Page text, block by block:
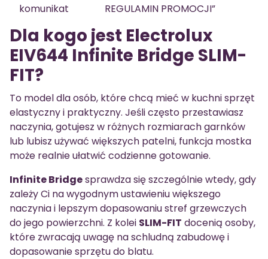
komunikat
REGULAMIN PROMOCJI”
Dla kogo jest Electrolux
EIV644 Infinite Bridge SLIM-
FIT?
To model dla osób, które chcą mieć w kuchni sprzęt
elastyczny i praktyczny. Jeśli często przestawiasz
naczynia, gotujesz w różnych rozmiarach garnków
lub lubisz używać większych patelni, funkcja mostka
może realnie ułatwić codzienne gotowanie.
Infinite Bridgesprawdza się szczególnie wtedy, gdy
zależy Ci na wygodnym ustawieniu większego
naczynia i lepszym dopasowaniu stref grzewczych
do jego powierzchni. Z kolei SLIM-FIT docenią osoby,
które zwracają uwagę na schludną zabudowę i
dopasowanie sprzętu do blatu.